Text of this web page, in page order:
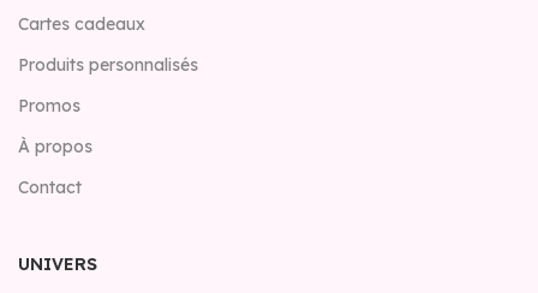
Cartes cadeaux
Produits personnalisés
Promos
À propos
Contact
UNIVERS